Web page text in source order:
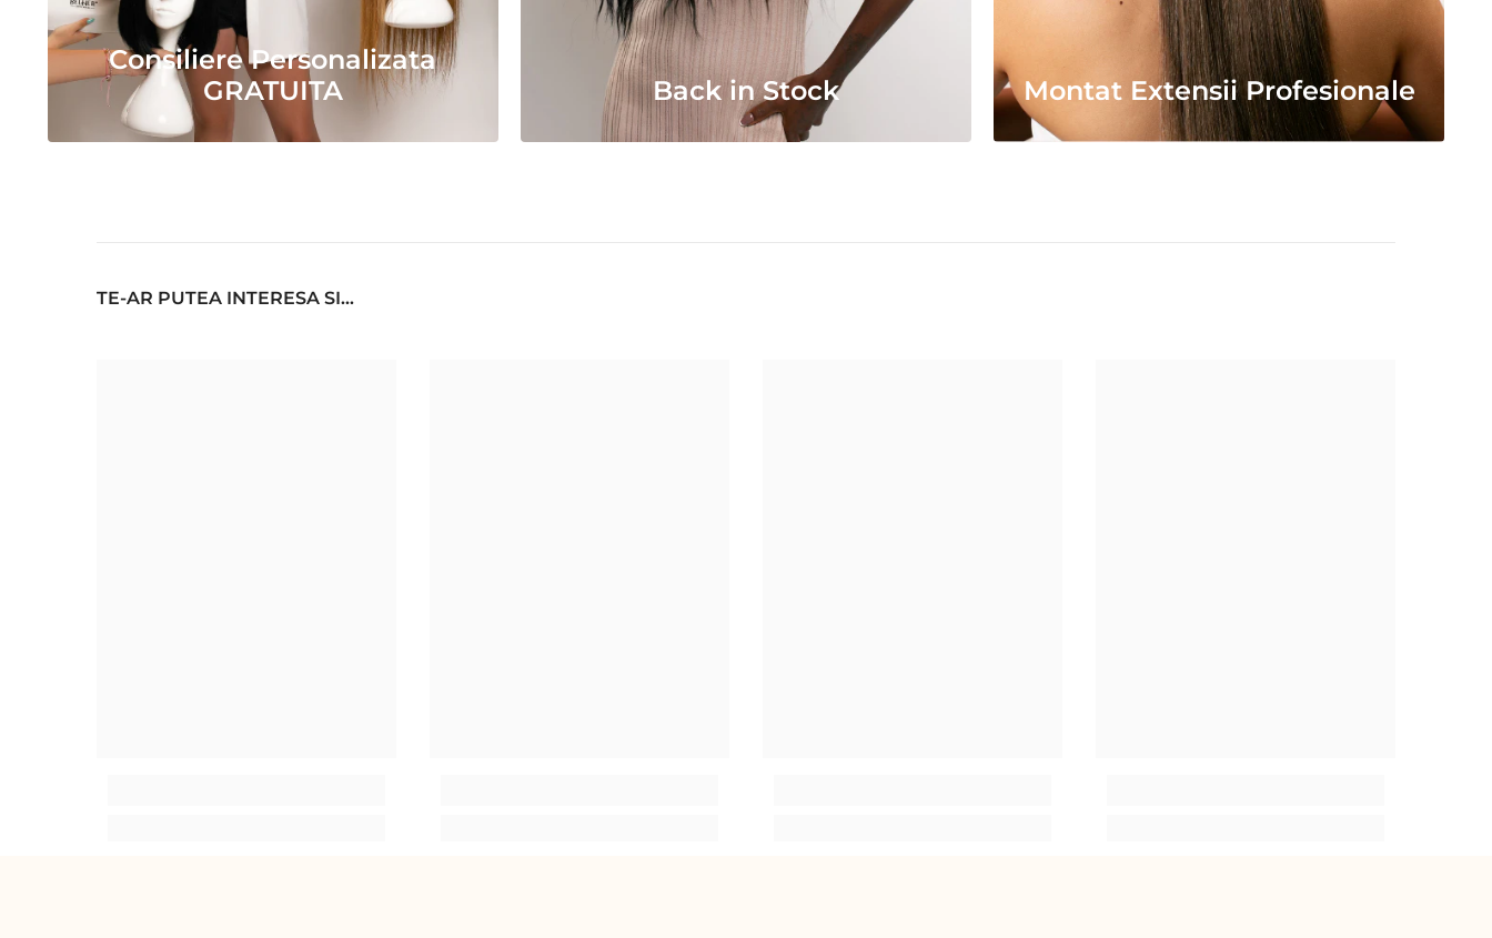
Consiliere Personalizata
GRATUITA
Back in Stock Montat Extensii Profesionale
TE-AR PUTEA INTERESA SI...